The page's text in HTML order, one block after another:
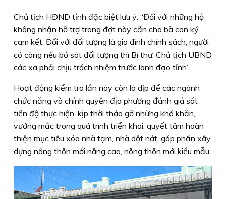
Chủ tịch HĐND tỉnh đặc biệt lưu ý: “Đối với những hộ
không nhận hỗ trợ trong đợt này cần cho bà con ký
cam kết. Đối với đối tượng là gia đình chính sách, người
có công nếu bỏ sót đối tượng thì Bí thư, Chủ tịch UBND
các xã phải chịu trách nhiệm trước lãnh đạo tỉnh”
Hoạt động kiểm tra lần này còn là dịp để các ngành
chức năng và chính quyền địa phương đánh giá sát
tiến độ thực hiện, kịp thời tháo gỡ những khó khăn,
vướng mắc trong quá trình triển khai, quyết tâm hoàn
thiện mục tiêu xóa nhà tạm, nhà dột nát, góp phần xây
dựng nông thôn mới nâng cao, nông thôn mới kiểu mẫu.